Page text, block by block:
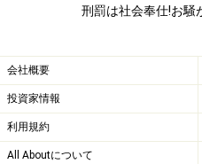
刑罰は社会奉仕!お騒
会社概要
投資家情報
利用規約
All Aboutについて